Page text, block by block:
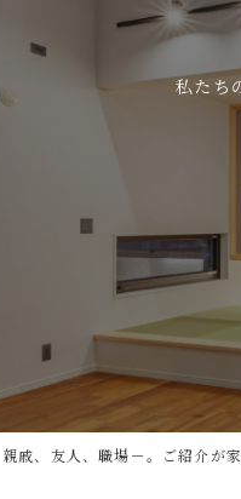
私たち
戚、友人、職場－。ご紹介が